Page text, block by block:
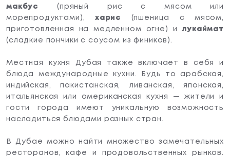
макбус
(пряный рис с мясом или
морепродуктами), харис
(пшеница с мясом,
приготовленная на медленном огне) илукаймат
(сладкие пончики с соусом из фиников).
Местная кухня Дубая также включает в себя и
блюда международные кухни. Будь то арабская,
индийская, пакистанская, ливанская, японская,
итальянская или американская кухня — жители и
гости города имеют уникальную возможность
насладиться блюдами разных стран.
В Дубае можно найти множество замечательных
ресторанов, кафе и продовольственных рынков.
ваше время
ответьте на короткие вопросы:
Какой тип недвижимости Вы
рассматриваете?
Студию